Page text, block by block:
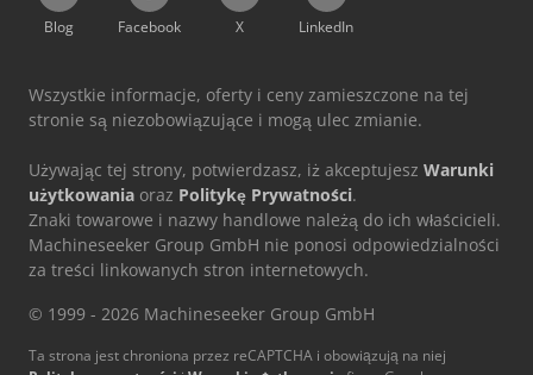
Blog Facebook X LinkedIn
Wszystkie informacje, oferty i ceny zamieszczone na tej
stronie są niezobowiązujące i mogą ulec zmianie.
Używając tej strony, potwierdzasz, iż akceptujesz Warunki
użytkowania oraz Politykę Prywatności.
Znaki towarowe i nazwy handlowe należą do ich właścicieli.
Machineseeker Group GmbH nie ponosi odpowiedzialności
za treści linkowanych stron internetowych.
© 1999 - 2026 Machineseeker Group GmbH
Ta strona jest chroniona przez reCAPTCHA i obowiązują na niej